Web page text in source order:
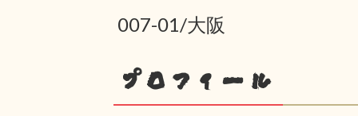
007-01/大阪
プロフィール